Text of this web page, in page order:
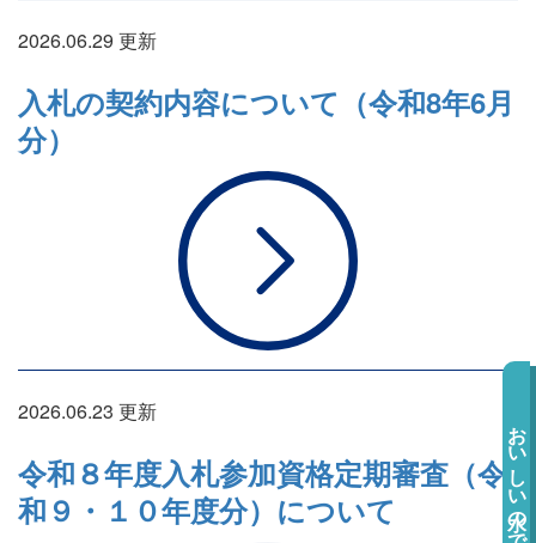
2026.06.29 更新
入札の契約内容について（令和8年6月
分）
2026.06.23 更新
令和８年度入札参加資格定期審査（令
和９・１０年度分）について